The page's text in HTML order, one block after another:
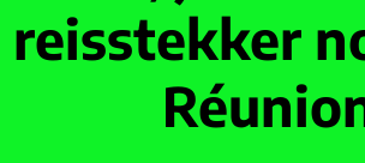
reisstekker